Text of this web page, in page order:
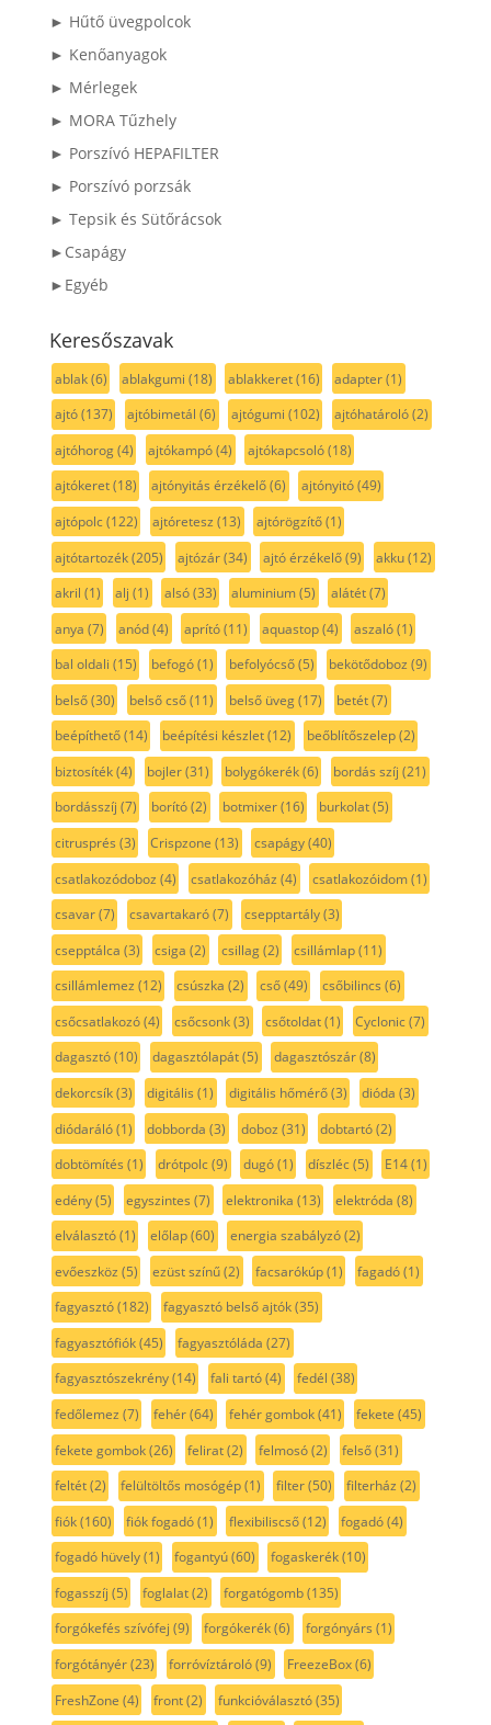
► Hűtő üvegpolcok
► Kenőanyagok
► Mérlegek
► MORA Tűzhely
► Porszívó HEPAFILTER
► Porszívó porzsák
► Tepsik és Sütőrácsok
►Csapágy
►Egyéb
Keresőszavak
ablak(6) ablakgumi (18) ablakkeret(16) adapter(1)
ajtó(137) ajtóbimetál (6) ajtógumi (102) ajtóhatároló(2)
ajtóhorog(4) ajtókampó(4) ajtókapcsoló(18)
ajtókeret(18) ajtónyitás érzékelő(6) ajtónyitó(49)
ajtópolc(122) ajtóretesz (13) ajtórögzítő(1)
ajtótartozék(205) ajtózár(34) ajtó érzékelő(9) akku(12)
akril (1) alj (1) alsó(33) aluminium(5) alátét(7)
anya (7) anód(4) aprító(11) aquastop(4) aszaló(1)
bal oldali (15) befogó(1) befolyócső(5) bekötődoboz (9)
belső(30) belső cső(11) belső üveg(17) betét(7)
beépíthető(14) beépítési készlet(12) beőblítőszelep(2)
biztosíték(4) bojler(31) bolygókerék(6) bordás szíj (21)
bordásszíj (7) borító(2) botmixer(16) burkolat(5)
citrusprés (3) Crispzone (13) csapágy(40)
csatlakozódoboz (4) csatlakozóház (4) csatlakozóidom(1)
csavar(7) csavartakaró(7) csepptartály(3)
csepptálca (3) csiga (2) csillag(2) csillámlap(11)
csillámlemez (12) csúszka (2) cső(49) csőbilincs (6)
csőcsatlakozó(4) csőcsonk(3) csőtoldat(1) Cyclonic(7)
dagasztó(10) dagasztólapát(5) dagasztószár(8)
dekorcsík(3) digitális (1) digitális hőmérő(3) dióda (3)
diódaráló(1) dobborda (3) doboz (31) dobtartó(2)
dobtömítés (1) drótpolc(9) dugó(1) díszléc(5) E14(1)
edény(5) egyszintes (7) elektronika (13) elektróda (8)
elválasztó(1) előlap(60) energia szabályzó(2)
evőeszköz (5) ezüst színű(2) facsarókúp(1) fagadó(1)
fagyasztó(182) fagyasztó belső ajtók(35)
fagyasztófiók(45) fagyasztóláda (27)
fagyasztószekrény(14) fali tartó(4) fedél (38)
fedőlemez (7) fehér(64) fehér gombok(41) fekete (45)
fekete gombok(26) felirat(2) felmosó(2) felső(31)
feltét(2) felültöltős mosógép(1) filter(50) filterház (2)
fiók(160) fiók fogadó(1) flexibiliscső(12) fogadó(4)
fogadó hüvely(1) fogantyú(60) fogaskerék(10)
fogasszíj (5) foglalat(2) forgatógomb(135)
forgókefés szívófej (9) forgókerék(6) forgónyárs (1)
forgótányér(23) forróvíztároló(9) FreezeBox(6)
FreshZone (4) front(2) funkcióválasztó(35)